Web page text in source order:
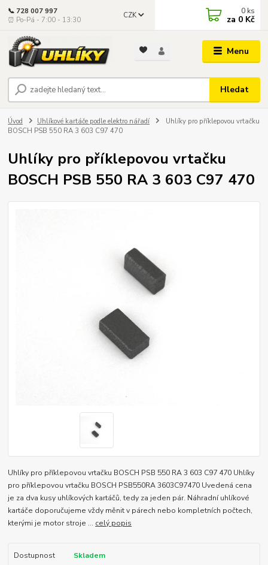
Menu
CZK
Hledat
📞 728 007 997
⏰ Po-Pá - 7:00 - 13:30
0 ks
za 0 Kč
Úvod Uhlíkové kartáče podle elektro nářadí
Uhlíky pro příklepovou vrtačku
BOSCH PSB 550 RA 3 603 C97 470
Uhlíky pro příklepovou vrtačku
BOSCH PSB 550 RA 3 603 C97 470
Uhlíky pro příklepovou vrtačku BOSCH PSB 550 RA 3 603 C97 470 Uhlíky
pro příklepovou vrtačku BOSCH PSB550RA 3603C97470 Uvedená cena
je za dva kusy uhlíkových kartáčů, tedy za jeden pár. Náhradní uhlíkové
kartáče doporučujeme vždy měnit v párech nebo kompletních počtech,
kterými je motor stroje ... celý popis
Dostupnost Skladem